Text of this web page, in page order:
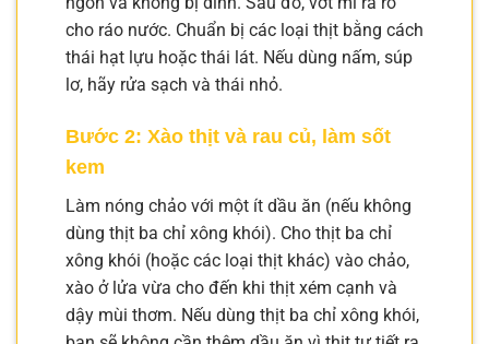
cho ráo nước. Chuẩn bị các loại thịt bằng cách
thái hạt lựu hoặc thái lát. Nếu dùng nấm, súp
lơ, hãy rửa sạch và thái nhỏ.
Bước 2: Xào thịt và rau củ, làm sốt
kem
Làm nóng chảo với một ít dầu ăn (nếu không
dùng thịt ba chỉ xông khói). Cho thịt ba chỉ
xông khói (hoặc các loại thịt khác) vào chảo,
xào ở lửa vừa cho đến khi thịt xém cạnh và
dậy mùi thơm. Nếu dùng thịt ba chỉ xông khói,